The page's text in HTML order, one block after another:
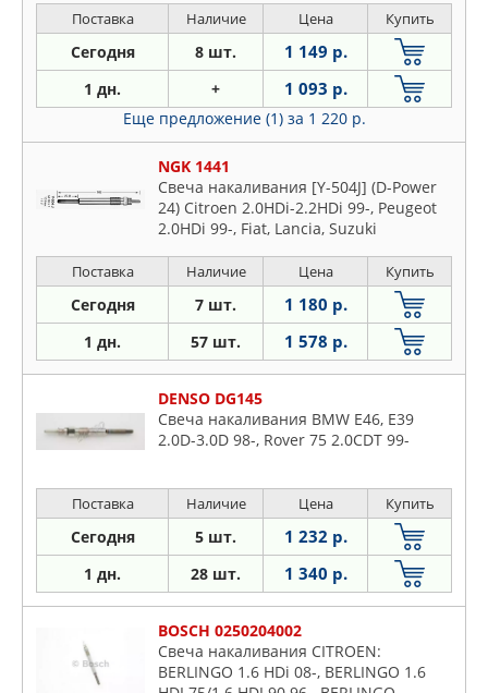
Поставка Наличие Цена Купить
Сегодня 8 шт. 1 149 р.
1 дн. + 1 093 р.
Еще предложение (1) за 1 220 р.
NGK 1441
Свеча накаливания [Y-504J] (D-Power
24) Citroen 2.0HDi-2.2HDi 99-, Peugeot
2.0HDi 99-, Fiat, Lancia, Suzuki
Поставка Наличие Цена Купить
Сегодня 7 шт. 1 180 р.
1 дн. 57 шт. 1 578 р.
DENSO DG145
Свеча накаливания BMW E46, E39
2.0D-3.0D 98-, Rover 75 2.0CDT 99-
Поставка Наличие Цена Купить
Сегодня 5 шт. 1 232 р.
1 дн. 28 шт. 1 340 р.
BOSCH 0250204002
Свеча накаливания CITROEN:
BERLINGO 1.6 HDi 08-, BERLINGO 1.6